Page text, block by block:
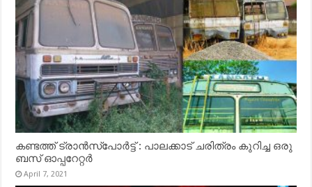
കണ്ടത്ത് ട്രാൻസ്‌പോർട്ട് : പാലക്കാട് ചരിത്രം കുറിച്ച ഒരു
ബസ് ഓപ്പറേറ്റർ
April 7, 2021